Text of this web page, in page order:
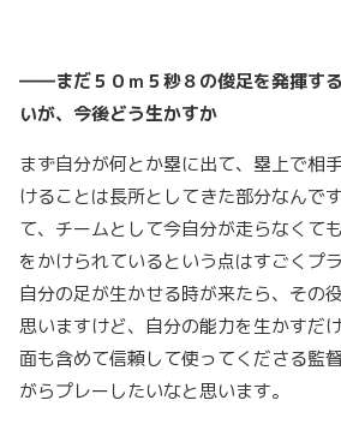
――まだ５０ｍ５秒８の俊足を発揮す
いが、今後どう生かすか
まず自分が何とか塁に出て、塁上で相
けることは長所としてきた部分なんで
て、チームとして今自分が走らなくて
をかけられているという点はすごくプ
自分の足が生かせる時が来たら、その
思いますけど、自分の能力を生かすだ
面も含めて信頼して使ってくださる監
がらプレーしたいなと思います。